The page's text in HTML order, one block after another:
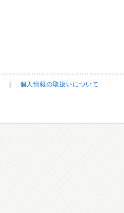
個人情報の取扱いについて